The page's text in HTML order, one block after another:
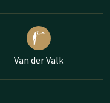
Van der Valk